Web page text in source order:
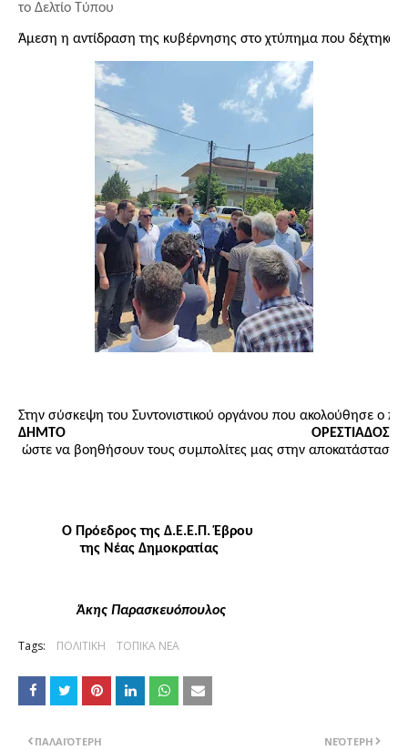
το Δελτίο Τύπου
Άμεση η αντίδραση της κυβέρνησης στο χτύπημα που
Στην σύσκεψη του Συντονιστικού οργάνου που ακολούθησε ο
ΔΗΜΤΟ ΟΡΕΣΤΙΑΔΟΣ
ώστε να βοηθήσουν τους συμπολίτες μας στην αποκατάσταση
O Πρόεδρος της Δ.Ε.Ε.Π. Έβρου
της Νέας Δημοκρατίας
Άκης Παρασκευόπουλος
Tags: ΠΟΛΙΤΙΚΗ ΤΟΠΙΚΑ ΝΕΑ
ΝΕΌΤΕΡΗ
ΠΑΛΑΙΌΤΕΡΗ